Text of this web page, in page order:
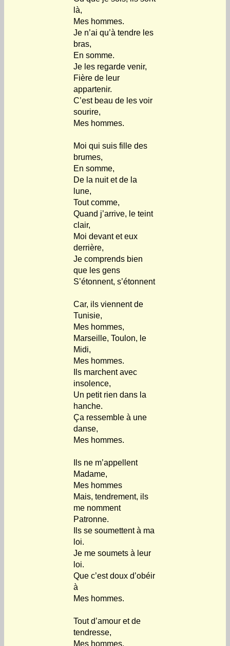
là,
Mes hommes.
Je n’ai qu’à tendre les
bras,
En somme.
Je les regarde venir,
Fière de leur
appartenir.
C’est beau de les voir
sourire,
Mes hommes.
Moi qui suis fille des
brumes,
En somme,
De la nuit et de la
lune,
Tout comme,
Quand j’arrive, le teint
clair,
Moi devant et eux
derrière,
Je comprends bien
que les gens
S’étonnent, s’étonnent
Car, ils viennent de
Tunisie,
Mes hommes,
Marseille, Toulon, le
Midi,
Mes hommes.
Ils marchent avec
insolence,
Un petit rien dans la
hanche.
Ça ressemble à une
danse,
Mes hommes.
Ils ne m’appellent
Madame,
Mes hommes
Mais, tendrement, ils
me nomment
Patronne.
Ils se soumettent à ma
loi.
Je me soumets à leur
loi.
Que c’est doux d’obéir
à
Mes hommes.
Tout d’amour et de
tendresse,
Mes hommes,